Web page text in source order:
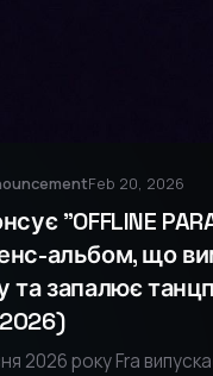
Feb 20, 2026
"OFFLINE
альбом, що
та запалює
2026 року Fra